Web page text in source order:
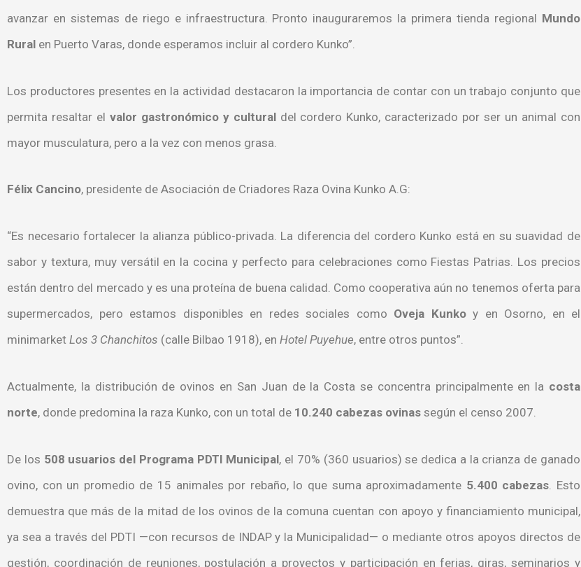
avanzar en sistemas de riego e infraestructura. Pronto inauguraremos la primera tienda regional Mundo
Rural en Puerto Varas, donde esperamos incluir al cordero Kunko”.
Los productores presentes en la actividad destacaron la importancia de contar con un trabajo conjunto que
permita resaltar el valor gastronómico y culturaldel cordero Kunko, caracterizado por ser un animal con
mayor musculatura, pero a la vez con menos grasa.
Félix Cancino, presidente de Asociación de Criadores Raza Ovina Kunko A.G:
“Es necesario fortalecer la alianza público-privada. La diferencia del cordero Kunko está en su suavidad de
sabor y textura, muy versátil en la cocina y perfecto para celebraciones como Fiestas Patrias. Los precios
están dentro del mercado y es una proteína de buena calidad. Como cooperativa aún no tenemos oferta para
supermercados, pero estamos disponibles en redes sociales como Oveja Kunkoy en Osorno, en el
minimarket Los 3 Chanchitos (calle Bilbao 1918), en Hotel Puyehue, entre otros puntos”.
Actualmente, la distribución de ovinos en San Juan de la Costa se concentra principalmente en la costa
norte, donde predomina la raza Kunko, con un total de 10.240 cabezas ovinas según el censo 2007.
De los 508 usuarios del Programa PDTI Municipal, el 70% (360 usuarios) se dedica a la crianza de ganado
ovino, con un promedio de 15 animales por rebaño, lo que suma aproximadamente 5.400 cabezas . Esto
demuestra que más de la mitad de los ovinos de la comuna cuentan con apoyo y financiamiento municipal,
ya sea a través del PDTI —con recursos de INDAP y la Municipalidad— o mediante otros apoyos directos de
gestión, coordinación de reuniones, postulación a proyectos y participación en ferias, giras, seminarios y